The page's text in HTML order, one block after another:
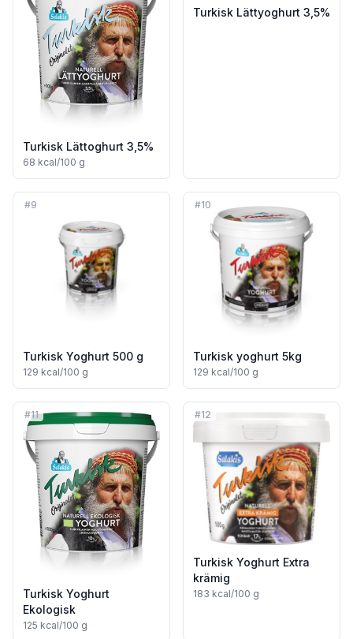
Turkisk Lättoghurt 3,5%
68 kcal/100 g
Turkisk Lättyoghurt 3,5%
#9
Turkisk Yoghurt 500 g
129 kcal/100 g
#10
Turkisk yoghurt 5kg
129 kcal/100 g
#11
Turkisk Yoghurt
Ekologisk
125 kcal/100 g
#12
Turkisk Yoghurt Extra
krämig
183 kcal/100 g